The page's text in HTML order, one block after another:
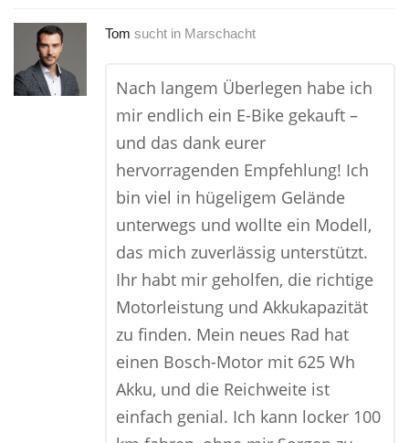
Tom sucht in Marschacht
Nach langem Überlegen habe ich
mir endlich ein E-Bike gekauft –
und das dank eurer
hervorragenden Empfehlung! Ich
bin viel in hügeligem Gelände
unterwegs und wollte ein Modell,
das mich zuverlässig unterstützt.
Ihr habt mir geholfen, die richtige
Motorleistung und Akkukapazität
zu finden. Mein neues Rad hat
einen Bosch-Motor mit 625 Wh
Akku, und die Reichweite ist
einfach genial. Ich kann locker 100